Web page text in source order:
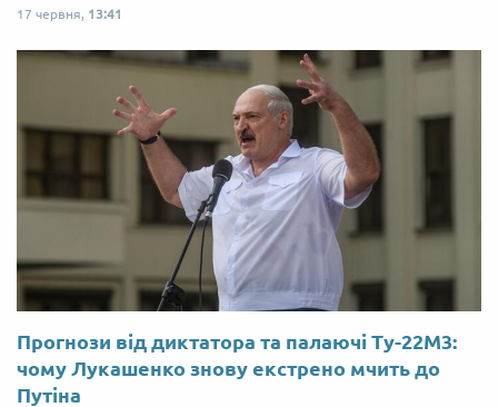
17 червня, 13:41
Прогнози від диктатора та палаючі Ту-22М3:
чому Лукашенко знову екстрено мчить до
Путіна